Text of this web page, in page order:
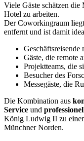
Viele Gäste schätzen
Hotel zu arbeiten.
Der Coworkingraum
entfernt und ist damit
Geschäftsreisende
Gäste, die remote
Projektteams, die
Besucher des
Messegäste, die
Die Kombination aus
Service und
König Ludwig II zu
Münchner Norden.